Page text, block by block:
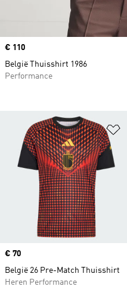
Price
€ 70
België 26 Pre-Match Thuisshirt
Heren Performance
Price
€ 110
België Thuisshirt 1986
Performance